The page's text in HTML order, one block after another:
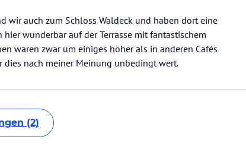
wir auch zum Schloss Waldeck und haben dort eine
wunderbar auf der Terrasse mit fantastischem
waren zwar um einiges höher als in anderen Cafés
dies nach meiner Meinung unbedingt wert.
(2)